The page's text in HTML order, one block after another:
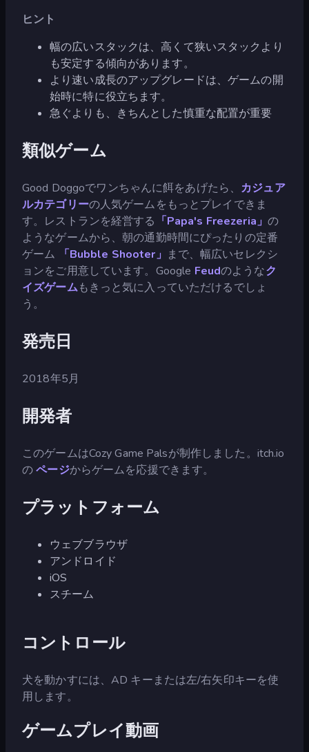
ヒント
幅の広いスタックは、高くて狭いスタックより
も安定する傾向があります。
より速い成長のアップグレードは、ゲームの開
始時に特に役立ちます。
急ぐよりも、きちんとした慎重な配置が重要
類似ゲーム
Good Doggoでワンちゃんに餌をあげたら、 カジュア
ルカテゴリーの人気ゲームをもっとプレイできま
す。レストランを経営する 「Papa's Freezeria」 の
ようなゲームから、朝の通勤時間にぴったりの定番
ゲーム
「Bubble Shooter」 まで、幅広いセレクシ
ョンをご用意しています。Google Feudのようなク
イズゲームもきっと気に入っていただけるでしょ
う。
発売日
2018年5月
開発者
このゲームはCozy Game Palsが制作しました。itch.io
のページからゲームを応援できます。
プラットフォーム
ウェブブラウザ
アンドロイド
iOS
スチーム
コントロール
犬を動かすには、AD キーまたは左/右矢印キーを使
用します。
ゲームプレイ動画